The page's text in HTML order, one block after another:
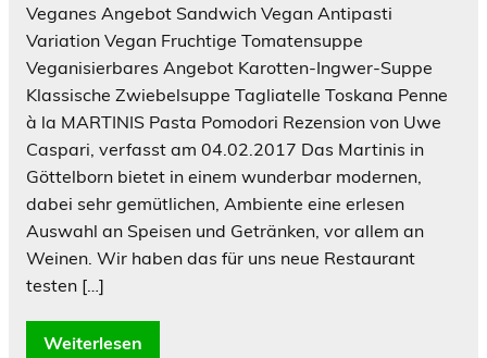
Veganes Angebot Sandwich Vegan Antipasti
Variation Vegan Fruchtige Tomatensuppe
Veganisierbares Angebot Karotten-Ingwer-Suppe
Klassische Zwiebelsuppe Tagliatelle Toskana Penne
à la MARTINIS Pasta Pomodori Rezension von Uwe
Caspari, verfasst am 04.02.2017 Das Martinis in
Göttelborn bietet in einem wunderbar modernen,
dabei sehr gemütlichen, Ambiente eine erlesen
Auswahl an Speisen und Getränken, vor allem an
Weinen. Wir haben das für uns neue Restaurant
testen […]
Weiterlesen